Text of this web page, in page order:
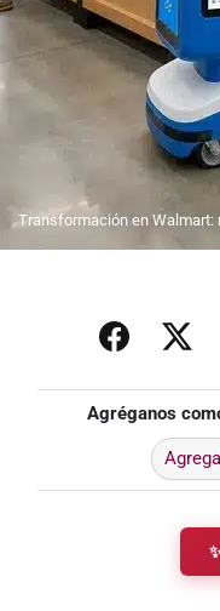
Transformación en
Agréganos
Agrega